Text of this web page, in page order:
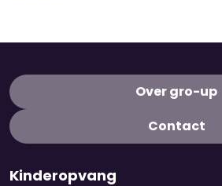
Over gro-up
Contact
Kinderopvang